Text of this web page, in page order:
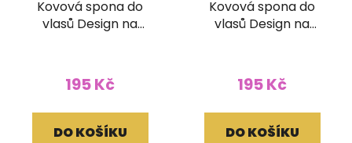
Kovová spona do
vlasů Design na
195 Kč
DO KOŠÍKU
Kovová spona do
vlasů Design na
195 Kč
DO KOŠÍKU